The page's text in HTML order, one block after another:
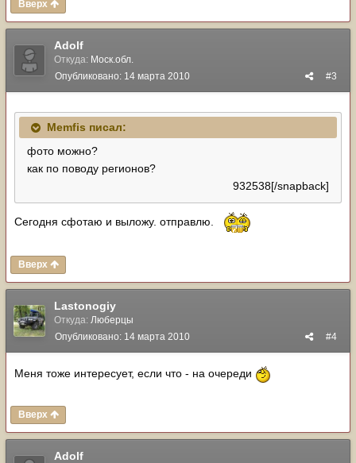
Вверх
Adolf
Откуда: Моск.обл.
#3
Опубликовано: 14 марта 2010
Memfis писал:
фото можно?
как по поводу регионов?
932538[/snapback]
Сегодня сфотаю и выложу. отправлю.
Вверх
Lastonogiy
Откуда: Люберцы
#4
Опубликовано: 14 марта 2010
Меня тоже интересует, если что - на очереди
Вверх
Adolf